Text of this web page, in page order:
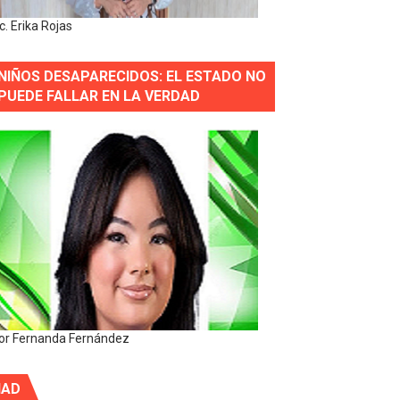
Erika Rojas
DESAPARECIDOS: EL ESTADO NO
FALLAR EN LA VERDAD
Fernanda Fernández